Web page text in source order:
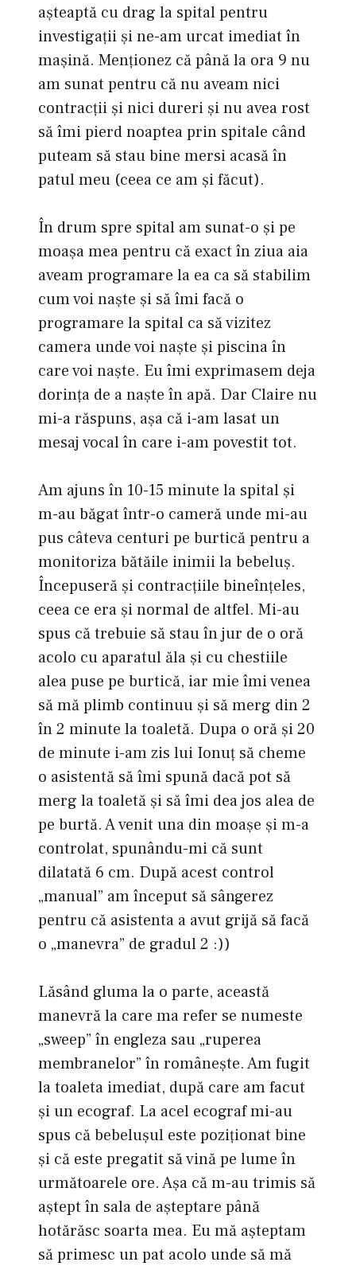
aşteaptă cu drag la spital pentru
investigaţii şi ne-am urcat imediat în
maşină. Menţionez că până la ora 9 nu
am sunat pentru că nu aveam nici
contracţii şi nici dureri şi nu avea rost
să îmi pierd noaptea prin spitale când
puteam să stau bine mersi acasă în
patul meu (ceea ce am şi făcut).
În drum spre spital am sunat-o şi pe
moaşa mea pentru că exact în ziua aia
aveam programare la ea ca să stabilim
cum voi naşte şi să îmi facă o
programare la spital ca să vizitez
camera unde voi naşte şi piscina în
care voi naşte. Eu îmi exprimasem deja
dorinţa de a naşte în apă. Dar Claire nu
mi-a răspuns, aşa că i-am lasat un
mesaj vocal în care i-am povestit tot.
Am ajuns în 10-15 minute la spital şi
m-au băgat într-o cameră unde mi-au
pus câteva centuri pe burtică pentru a
monitoriza bătăile inimii la bebeluş.
Începuseră şi contracţiile bineînţeles,
ceea ce era şi normal de altfel. Mi-au
spus că trebuie să stau în jur de o oră
acolo cu aparatul ăla şi cu chestiile
alea puse pe burtică, iar mie îmi venea
să mă plimb continuu şi să merg din 2
în 2 minute la toaletă. Dupa o oră şi 20
de minute i-am zis lui Ionuţ să cheme
o asistentă să îmi spună dacă pot să
merg la toaletă şi să îmi dea jos alea de
pe burtă. A venit una din moaşe şi m-a
controlat, spunându-mi că sunt
dilatată 6 cm. După acest control
„manual” am început să sângerez
pentru că asistenta a avut grijă să facă
o „manevra” de gradul 2 :))
Lăsând gluma la o parte, această
manevră la care ma refer se numeste
„sweep” în engleza sau „ruperea
membranelor” în româneşte. Am fugit
la toaleta imediat, după care am facut
şi un ecograf. La acel ecograf mi-au
spus că bebeluşul este poziţionat bine
şi că este pregatit să vină pe lume în
următoarele ore. Aşa că m-au trimis să
aştept în sala de aşteptare până
hotărăsc soarta mea. Eu mă aşteptam
să primesc un pat acolo unde să mă